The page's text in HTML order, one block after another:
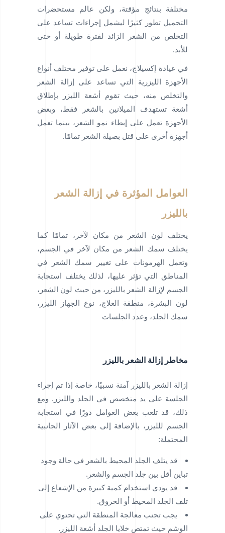
مختلفة بنتائج مؤقتة، ولكن عالم مستحضرات
التجميل تطور كثيرًا ليشمل إجراءات تساعد على
التخلص من الشعر الزائد لفترة طويلة أو حتى
للأبد.
في عيادة إكسيلاج، نعمل على توفير مختلف أنواع
الأجهزة الليزرية التي تساعد على إزالة الشعر
والتخلص منه، حيث تقوم أشعة الليزر بإطلاق
أشعة تستهدف الميلانين بالشعر فقط، وبعض
الأجهزة تعمل على إبطاء نمو الشعر، بينما تعمل
أجهزة أخرى على قتل بصيلة الشعر تمامًا.
العوامل المؤثرة في إزالة الشعر
بالليزر
يختلف لون الشعر من مكان لآخر، تمامًا كما
يختلف سمك الشعر من مكان لآخر في الجسم،
وتعمل الهرمونات على تغيير سمك الشعر في
المناطق التي تؤثر عليها، لذلك يختلف استجابة
الجسم لإزالة الشعر بالليزر، من حيث لون الشعر،
لون البشرة، منطقة العلاج، نوع الجهاز الليزر،
سمك الجلد، وعدد الجلسات
مخاطر إزالة الشعر بالليزر
إزالة الشعر بالليزر آمنة نسبيًا، خاصة إذا تم إجراء
الجلسة على يد متخصص في الجلد والليزر. ومع
ذلك، قد تلعب بعض العوامل دورًا في استجابة
الجسم للليزر، بالإضافة إلى بعض الآثار الجانبية
المحتملة:
قد يتلف الجلد المحيط بالشعر في حالة وجود
تباين أقل بين جلد الجسم والشعر.
قد يؤدي استخدام كمية كبيرة من الإشعاع إلى
تلف الجلد المحيط أو الحروق.
يجب تجنب معالجة المنطقة التي تحتوي على
الوشم حيث تمتص خلايا الجلد أشعة الليزر.